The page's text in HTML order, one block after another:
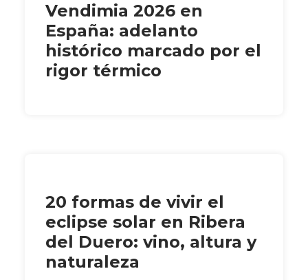
Vendimia 2026 en
España: adelanto
histórico marcado por el
rigor térmico
20 formas de vivir el
eclipse solar en Ribera
del Duero: vino, altura y
naturaleza